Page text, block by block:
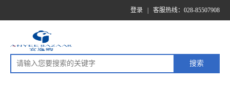
登录 客服热线：028-85507908